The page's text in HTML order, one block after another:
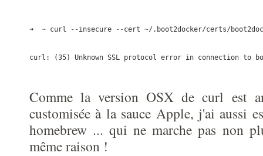
➜  ~ curl --insecure --cert ~/.boot2docker/certs/
curl: (35) Unknown SSL protocol error in connection to
Comme la version OSX de curl est
customisée à la sauce Apple, j'ai aussi
homebrew ... qui ne marche pas non
même raison !